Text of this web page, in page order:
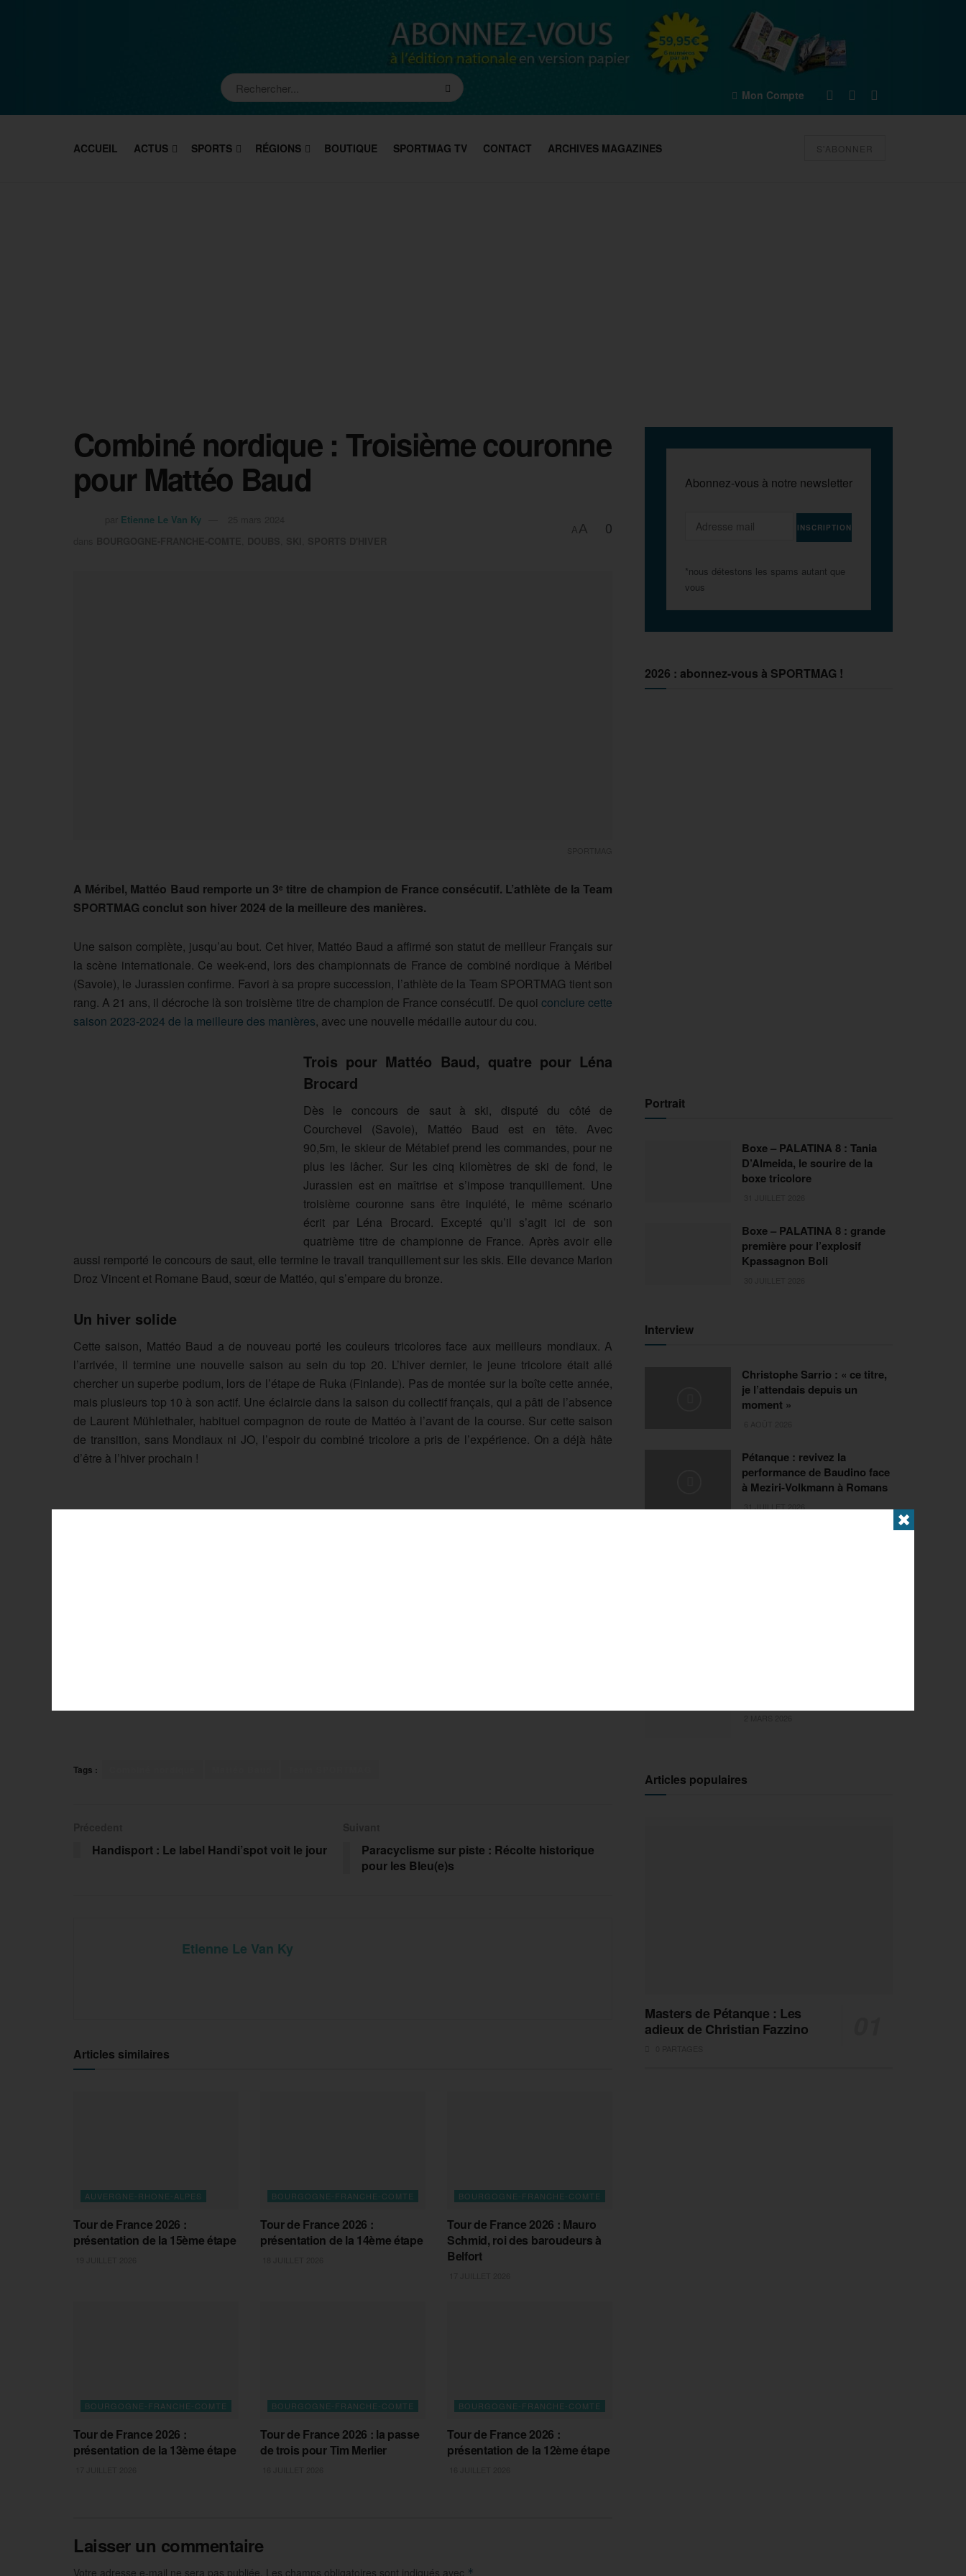
Mon Compte
ACCUEIL ACTUS SPORTS RÉGIONS BOUTIQUE SPORTMAG TV CONTACT ARCHIVES MAGAZINES S'ABONNER
Combiné nordique : Troisième couronne
pour Mattéo Baud
Etienne Le Van Ky
A A 0
A Méribel, Mattéo Baud remporte un 3e titre de champion de France consécutif. L’athlète de la Team
SPORTMAG conclut son hiver 2024 de la meilleure des manières.
Une saison complète, jusqu’au bout. Cet hiver, Mattéo Baud a affirmé son statut de meilleur Français sur
la scène internationale. Ce week-end, lors des championnats de France de combiné nordique à Méribel
(Savoie), le Jurassien confirme. Favori à sa propre succession, l’athlète de la Team SPORTMAG tient son
rang. A 21 ans, il décroche là son troisième titre de champion de France consécutif. De quoi conclure cette
saison 2023-2024 de la meilleure des manières, avec une nouvelle médaille autour du cou.
Trois pour Mattéo Baud, quatre pour Léna
Brocard
Dès le concours de saut à ski, disputé du côté de
Courchevel (Savoie), Mattéo Baud est en tête. Avec
90,5m, le skieur de Métabief prend les commandes, pour ne
plus les lâcher. Sur les cinq kilomètres de ski de fond, le
Jurassien est en maîtrise et s’impose tranquillement. Une
troisième couronne sans être inquiété, le même scénario
écrit par Léna Brocard. Excepté qu’il s’agit ici de son
quatrième titre de championne de France. Après avoir elle
aussi remporté le concours de saut, elle termine le travail tranquillement sur les skis. Elle devance Marion
Droz Vincent et Romane Baud, sœur de Mattéo, qui s’empare du bronze.
Un hiver solide
Cette saison, Mattéo Baud a de nouveau porté les couleurs tricolores face aux meilleurs mondiaux. A
l’arrivée, il termine une nouvelle saison au sein du top 20. L’hiver dernier, le jeune tricolore était allé
chercher un superbe podium, lors de l’étape de Ruka (Finlande). Pas de montée sur la boîte cette année,
mais plusieurs top 10 à son actif. Une éclaircie dans la saison du collectif français, qui a pâti de l’absence
de Laurent Mühlethaler, habituel compagnon de route de Mattéo à l’avant de la course. Sur cette saison
de transition, sans Mondiaux ni JO, l’espoir du combiné tricolore a pris de l’expérience. On a déjà hâte
d’être à l’hiver prochain !
Tags :
Handisport : Le label Handi’spot voit le jour
Paracyclisme sur piste : Récolte historique
pour les Bleu(e)s
Etienne Le Van Ky
Articles similaires
AUVERGNE-RHONE-ALPES
Tour de France 2026 :
présentation de la 15ème étape
BOURGOGNE-FRANCHE-COMTE
Tour de France 2026 :
présentation de la 14ème étape
BOURGOGNE-FRANCHE-COMTE
Tour de France 2026 : Mauro
Schmid, roi des baroudeurs à
Belfort
BOURGOGNE-FRANCHE-COMTE
Tour de France 2026 :
présentation de la 13ème étape
BOURGOGNE-FRANCHE-COMTE
Tour de France 2026 : la passe
de trois pour Tim Merlier
BOURGOGNE-FRANCHE-COMTE
Tour de France 2026 :
présentation de la 12ème étape
Laisser un commentaire
Votre adresse e-mail ne sera pas publiée. Les champs obligatoires sont indiqués avec *
Abonnez-vous à notre newsletter
*nous détestons les spams autant que
vous
2026 : abonnez-vous à SPORTMAG !
Portrait
Boxe – PALATINA 8 : Tania
D’Almeida, le sourire de la
boxe tricolore
Boxe – PALATINA 8 : grande
première pour l’explosif
Kpassagnon Boli
Interview
Christophe Sarrio : « ce titre,
je l’attendais depuis un
moment »
Pétanque : revivez la
performance de Baudino face
à Meziri-Volkmann à Romans
31 JUILLET 2026
Articles populaires
Masters de Pétanque : Les
adieux de Christian Fazzino
✖